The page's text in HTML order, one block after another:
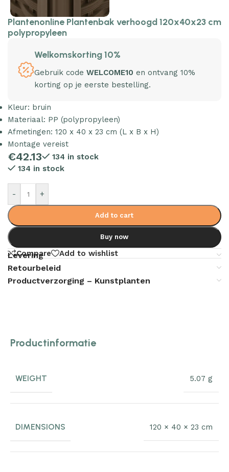
Plantenonline Plantenbak verhoogd 120x40x23 cm
polypropyleen
Welkomskorting 10%
Gebruik code WELCOME10 en ontvang 10%
korting op je eerste bestelling.
Kleur: bruin
Materiaal: PP (polypropyleen)
Afmetingen: 120 x 40 x 23 cm (L x B x H)
Montage vereist
€42.13
134 in stock
134 in stock
- +
Add to cart
Buy now
Compare Add to wishlist
Levering
Retourbeleid
Productverzorging – Kunstplanten
Productinformatie
WEIGHT 5.07 g
DIMENSIONS 120 × 40 × 23 cm